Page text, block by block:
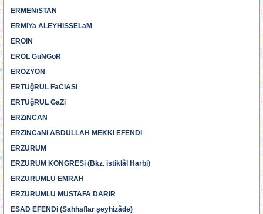
ERMENiSTAN
ERMiYa ALEYHiSSELaM
EROiN
EROL GüNGöR
EROZYON
ERTUğRUL FaCiASI
ERTUğRUL GaZi
ERZiNCAN
ERZiNCaNi ABDULLAH MEKKi EFENDi
ERZURUM
ERZURUM KONGRESi (Bkz. istiklâl Harbi)
ERZURUMLU EMRAH
ERZURUMLU MUSTAFA DARiR
ESAD EFENDi (Sahhaflar şeyhizâde)